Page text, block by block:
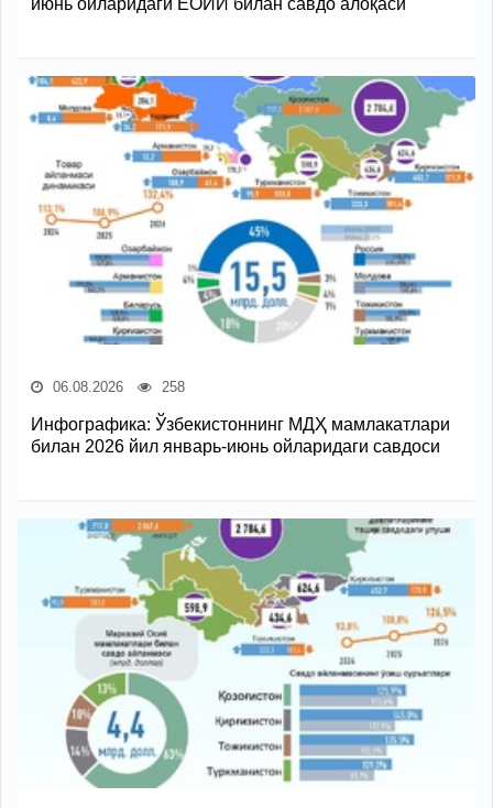
06.08.2026 258
Инфографика: Ўзбекистоннинг МДҲ мамлакатлари
билан 2026 йил январь-июнь ойларидаги савдоси